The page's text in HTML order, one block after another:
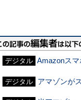
デジタル Amazonス
デジタル アマゾンが